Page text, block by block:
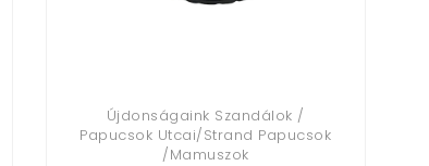
Újdonságaink Szandálok /
Papucsok Utcai/Strand Papucsok
/Mamuszok